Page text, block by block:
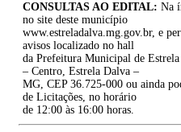
CONSULTAS AO EDITAL: Na
no site deste município
www.estreladalva.mg.gov.br, e
avisos localizado no hall
da Prefeitura Municipal de
– Centro, Estrela Dalva –
MG, CEP 36.725-000 ou ainda
de Licitações, no horário
de 12:00 às 16:00 horas.